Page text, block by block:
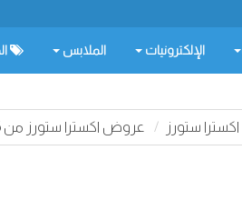
الإلكترونيات الملابس
ستورز عروض اكسترا ستورز من 26 مايو إلى 04 يونيو 2022